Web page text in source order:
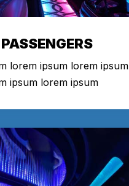
lorem ipsum lorem ipsum
ipsum lorem ipsum